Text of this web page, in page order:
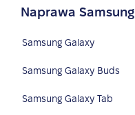
Naprawa Samsung
Samsung Galaxy
Samsung Galaxy Buds
Samsung Galaxy Tab